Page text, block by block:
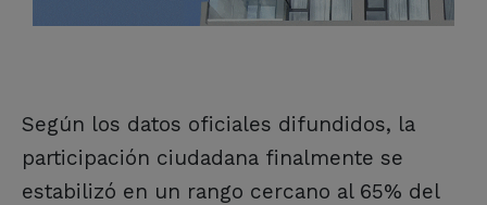
Según los datos oficiales difundidos, la
participación ciudadana finalmente se
estabilizó en un rango cercano al 65% del